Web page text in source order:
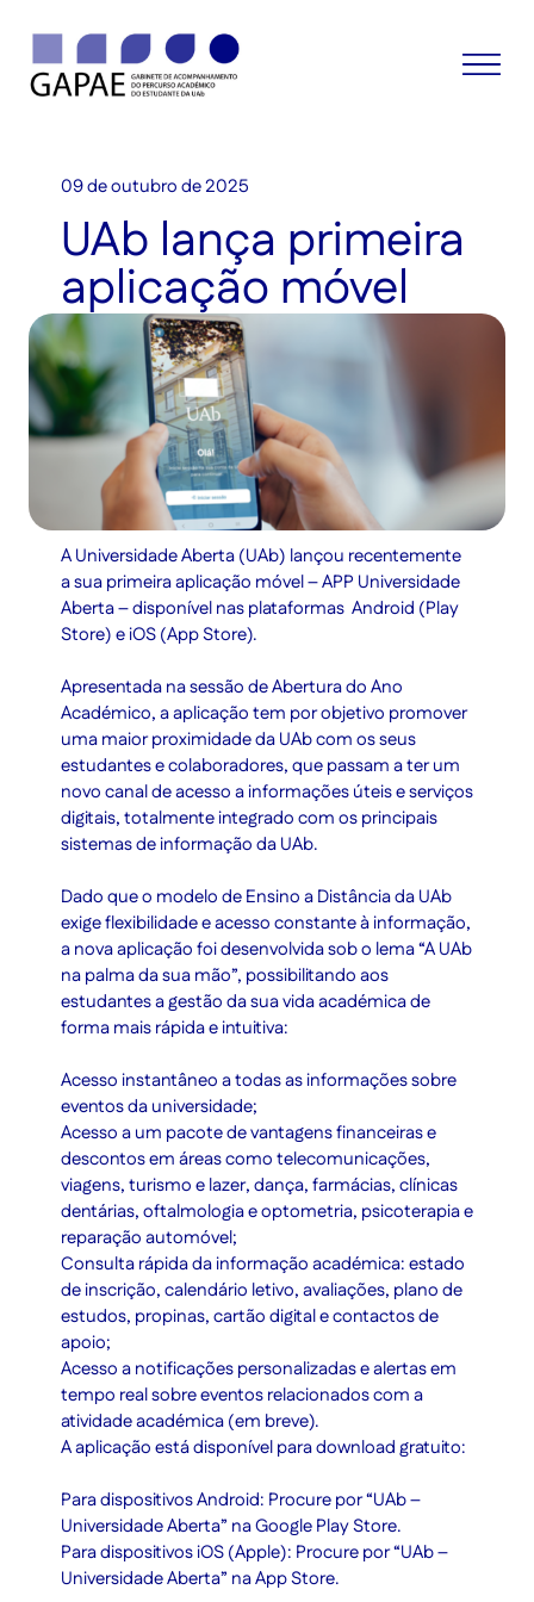
09 de outubro de 2025
UAb lança primeira
aplicação móvel
A Universidade Aberta (UAb) lançou recentemente
a sua primeira aplicação móvel – APP Universidade
Aberta – disponível nas plataformas Android (Play
Store) e iOS (App Store).
Apresentada na sessão de Abertura do Ano
Académico, a aplicação tem por objetivo promover
uma maior proximidade da UAb com os seus
estudantes e colaboradores, que passam a ter um
novo canal de acesso a informações úteis e serviços
digitais, totalmente integrado com os principais
sistemas de informação da UAb.
Dado que o modelo de Ensino a Distância da UAb
exige flexibilidade e acesso constante à informação,
a nova aplicação foi desenvolvida sob o lema “A UAb
na palma da sua mão”, possibilitando aos
estudantes a gestão da sua vida académica de
forma mais rápida e intuitiva:
Acesso instantâneo a todas as informações sobre
eventos da universidade;
Acesso a um pacote de vantagens financeiras e
descontos em áreas como telecomunicações,
viagens, turismo e lazer, dança, farmácias, clínicas
dentárias, oftalmologia e optometria, psicoterapia e
reparação automóvel;
Consulta rápida da informação académica: estado
de inscrição, calendário letivo, avaliações, plano de
estudos, propinas, cartão digital e contactos de
apoio;
Acesso a notificações personalizadas e alertas em
tempo real sobre eventos relacionados com a
atividade académica (em breve).
A aplicação está disponível paradownloadgratuito:
Para dispositivos Android: Procure por “UAb –
Universidade Aberta” na Google Play Store.
Para dispositivos iOS (Apple): Procure por “UAb –
Universidade Aberta” na App Store.